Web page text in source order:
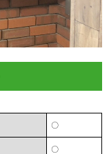
〇
〇